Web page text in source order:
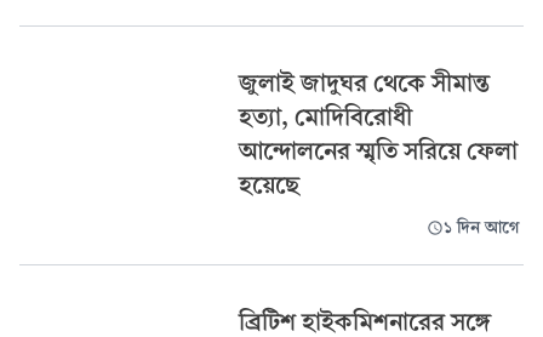
জুলাই জাদুঘর থেকে সীমান্ত
হত্যা, মোদিবিরোধী
আন্দোলনের স্মৃতি সরিয়ে ফেলা
হয়েছে
১ দিন আগে
ব্রিটিশ হাইকমিশনারের সঙ্গে